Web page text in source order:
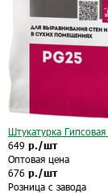
Штукатурка
649 р./шт
Оптовая цена
676 р./шт
Розница с завода